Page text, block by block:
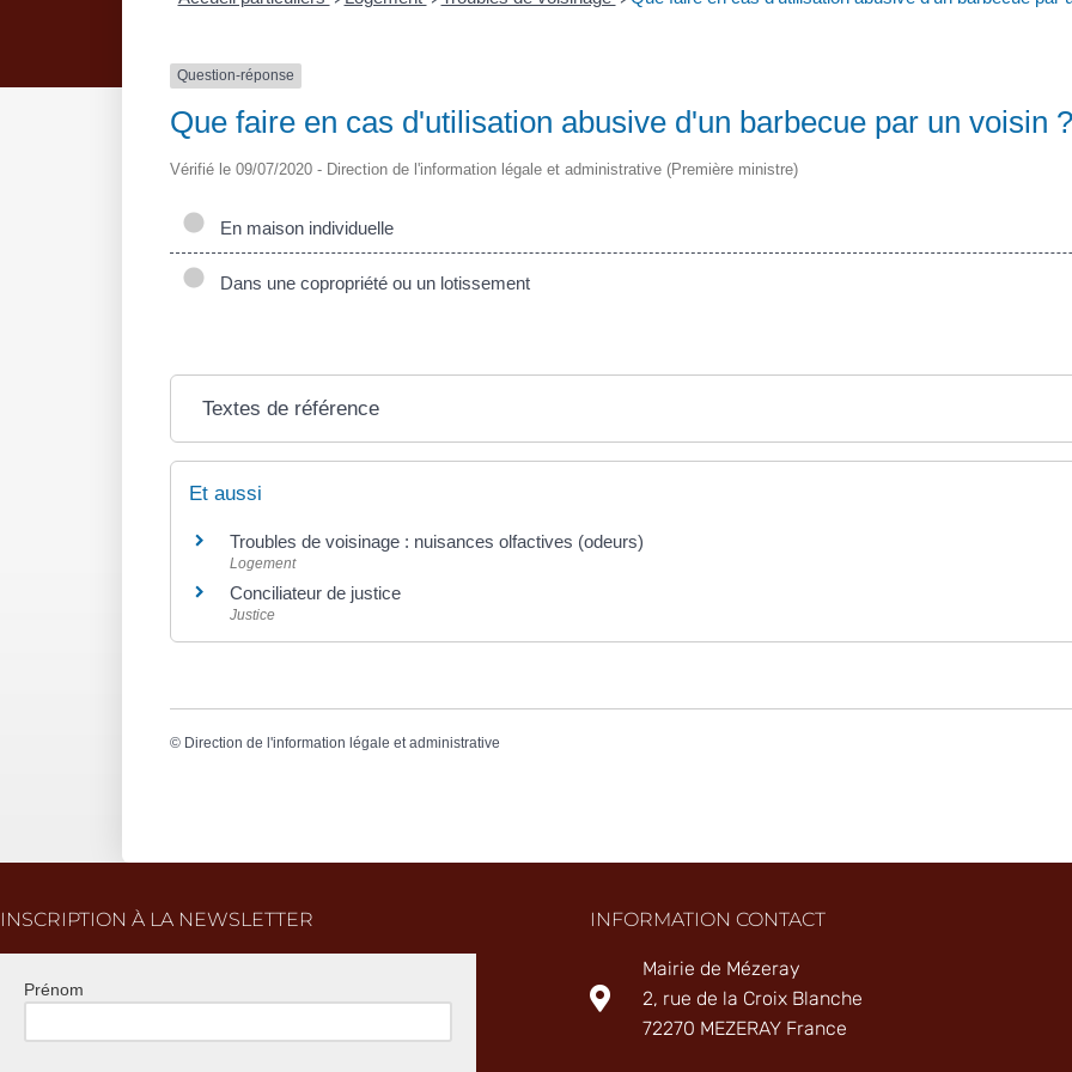
Question-réponse
Que faire en cas d'utilisation abusive d'un barbecue par un voisin ?
Vérifié le 09/07/2020 - Direction de l'information légale et administrative (Première ministre)
En maison individuelle
Dans une copropriété ou un lotissement
Textes de référence
Et aussi
Troubles de voisinage : nuisances olfactives (odeurs)
Logement
Conciliateur de justice
Justice
© Direction de l'information légale et administrative
INSCRIPTION À LA NEWSLETTER
Prénom
INFORMATION CONTACT
Mairie de Mézeray
2, rue de la Croix Blanche
72270 MEZERAY France